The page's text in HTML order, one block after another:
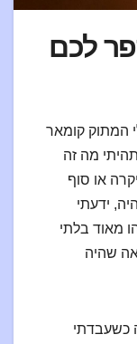
לכם
המתוק קומאר
מה זה
או סוף
ידעתי
מאוד בלתי
שהיה
כשעבדתי